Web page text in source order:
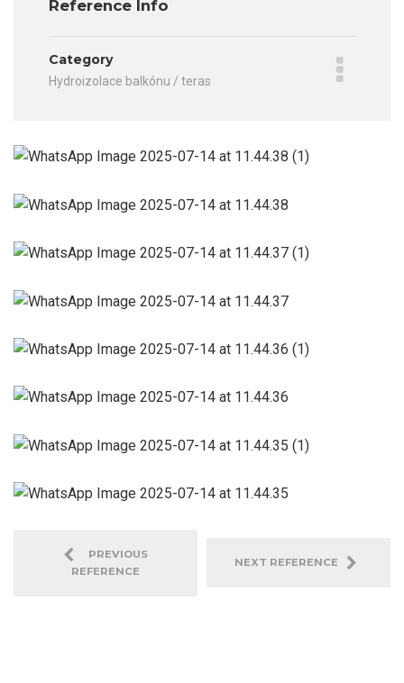
Reference Info
Category
Hydroizolace balkónu / teras
PREVIOUS
REFERENCE
NEXT REFERENCE